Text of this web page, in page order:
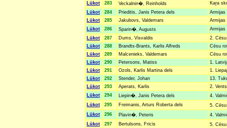
Lūkot
283 Veckalnin�, Reinholds
Kaŗa
Lūkot
284 Prieditis, Janis Petera dels
Armijas
Lūkot
285 Jakubovs, Valdemars
Armijas
Lūkot
286 Sparin�, Augusts
Armijas
Lūkot
287 Dums, Visvaldis
2.
Lūkot
288 Brandts-Brants, Karlis Alfreds
Cēsu
Lūkot
289 Malcenieks, Valdemars
Cēsu
Lūkot
290 Petersons, Matiss
1.
Lūkot
291 Ozols, Karlis Martina dels
1.
Lūkot
292 Stender, Johan
13.
Lūkot
293 Aperats, Karlis
2.
Lūkot
294 Liepin�, Janis Petera dels
4.
Lūkot
295 Freimanis, Arturs Roberta dels
5.
Lūkot
296 Plavin�, Peteris
4.
Lūkot
297 Bertulsons, Fricis
5.